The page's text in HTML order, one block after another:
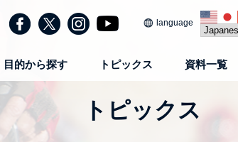
language
目的から探す トピックス 資料一覧
トピックス